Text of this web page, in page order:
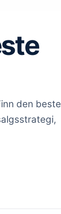
den beste